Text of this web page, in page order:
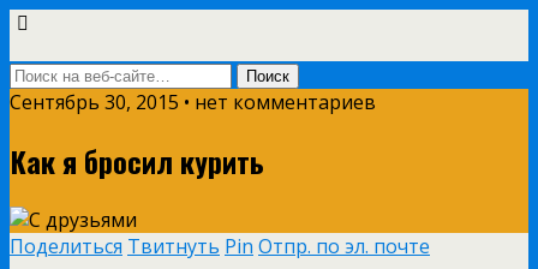
Сентябрь 30, 2015 • нет комментариев
Как я бросил курить
Поделиться Твитнуть Pin Отпр. по эл. почте